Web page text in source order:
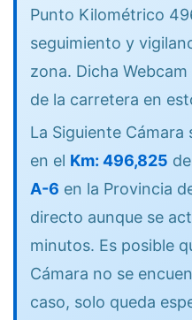
Punto Kilométrico
seguimiento y
zona. Dicha
de la carretera en
La Siguiente
en el Km: 496,825
A-6 en la Provincia
directo aunque se
minutos. Es posible
Cámara no se
caso, solo queda